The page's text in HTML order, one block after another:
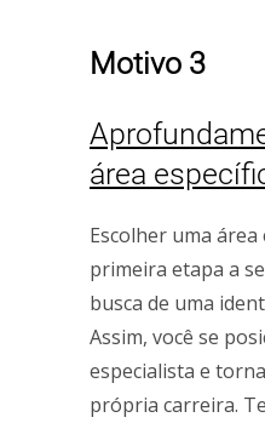
Motivo 3
área
Escolher uma área
primeira etapa a
busca de uma
Assim, você se
especialista e
própria carreira.